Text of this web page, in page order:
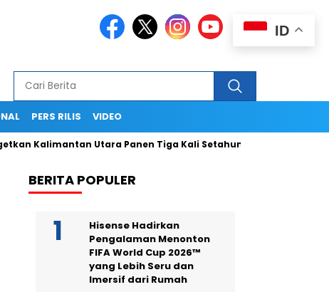
PERS RILIS VIDEO
Utara Panen Tiga Kali Setahun Termasuk Dapat
BERITA POPULER
Hisense Hadirkan
Pengalaman Menonton
FIFA World Cup 2026™
yang Lebih Seru dan
Imersif dari Rumah
ID